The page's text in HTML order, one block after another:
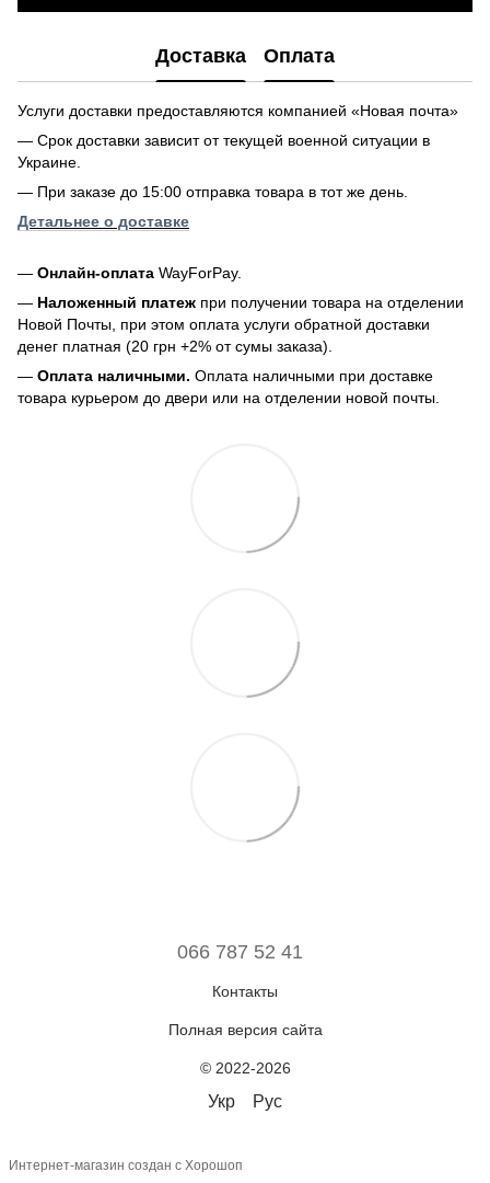
Доставка Оплата
Услуги доставки предоставляются компанией «Новая почта»
— Срок доставки зависит от текущей военной ситуации в
Украине.
— При заказе до 15:00 отправка товара в тот же день.
Детальнее о доставке
— Онлайн-оплата WayForPay.
— Наложенный платеж при получении товара на отделении
Новой Почты, при этом оплата услуги обратной доставки
денег платная (20 грн +2% от сумы заказа).
— Оплата наличными. Оплата наличными при доставке
товара курьером до двери или на отделении новой почты.
066 787 52 41
Контакты
Полная версия сайта
© 2022-2026
Укр Рус
Интернет-магазин создан с Хорошоп